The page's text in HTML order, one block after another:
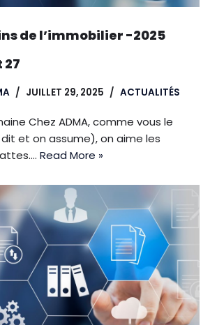
de l’immobilier -2025
27
JUILLET 29, 2025 ACTUALITÉS
Chez ADMA, comme vous le
et on assume), on aime les
Read More »